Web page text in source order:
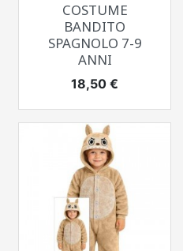
COSTUME
BANDITO
SPAGNOLO 7-9
ANNI
Prezzo
18,50 €